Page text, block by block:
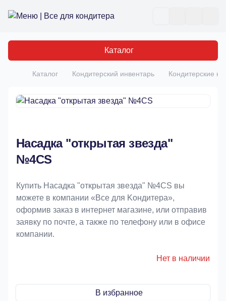
Все для кондитера
Каталог
Главная
Каталог Кондитерский инвентарь Кондитерские
Насадка "открытая звезда"
№4CS
Купить Насадка "открытая звезда" №4CS вы
можете в компании «Bce для Koндитeрa»,
оформив заказ в интернет магазине, или отправив
заявку по почте, а также по телефону или в офисе
компании.
Нет в наличии
В избранное